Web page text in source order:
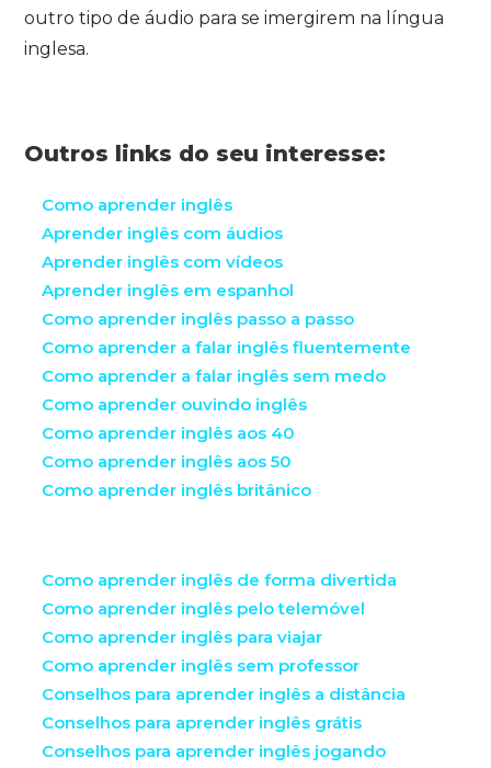
outro tipo de áudio para se imergirem na língua
inglesa.
Outros links do seu interesse:
Como aprender inglês
Aprender inglês com áudios
Aprender inglês com vídeos
Aprender inglês em espanhol
Como aprender inglês passo a passo
Como aprender a falar inglês fluentemente
Como aprender a falar inglês sem medo
Como aprender ouvindo inglês
Como aprender inglês aos 40
Como aprender inglês aos 50
Como aprender inglês britânico
Como aprender inglês de forma divertida
Como aprender inglês pelo telemóvel
Como aprender inglês para viajar
Como aprender inglês sem professor
Conselhos para aprender inglês a distância
Conselhos para aprender inglês grátis
Conselhos para aprender inglês jogando